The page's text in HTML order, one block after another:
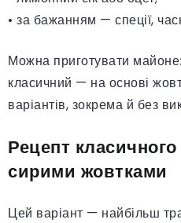
• за бажанням — спеції,
Можна приготувати
класичний — на основі
варіантів, зокрема й без
Рецепт
сирими жовтками
Цей варіант — найбільш